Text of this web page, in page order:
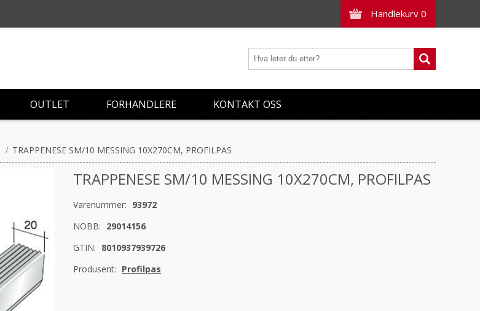
Handlekurv 0
OUTLET FORHANDLERE KONTAKT OSS
/ TRAPPENESE SM/10 MESSING 10X270CM, PROFILPAS
TRAPPENESE SM/10 MESSING 10X270CM, PROFILPAS
Varenummer: 93972
NOBB: 29014156
GTIN: 8010937939726
Produsent: Profilpas